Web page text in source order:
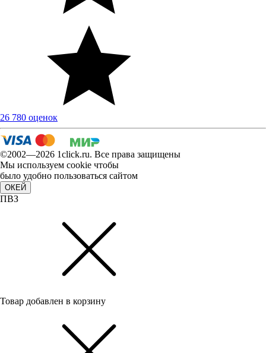
26 780 оценок
©2002—2026 1сlick.ru. Все права защищены
Мы используем cookie чтобы
было удобно пользоваться сайтом
ОКЕЙ
ПВЗ
Товар добавлен в корзину